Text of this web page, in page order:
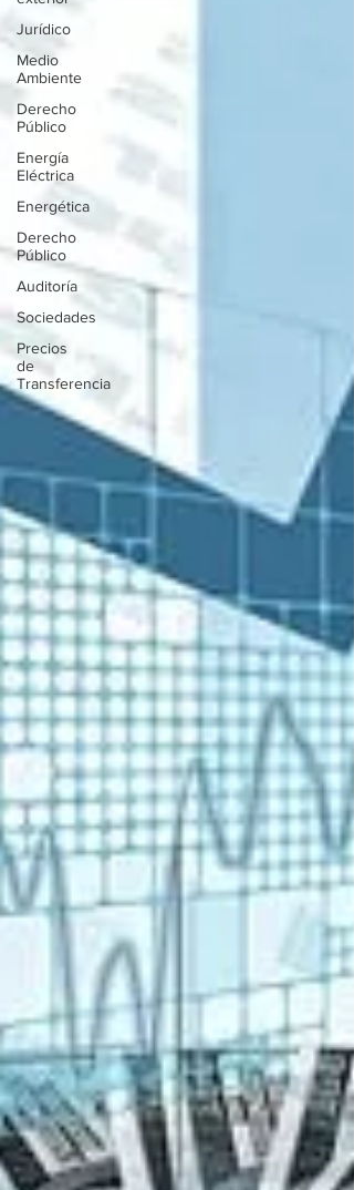
Jurídico
Medio
Ambiente
Derecho
Público
Energía
Eléctrica
Energética
Derecho
Público
Auditoría
Sociedades
Precios
de
Transferencia